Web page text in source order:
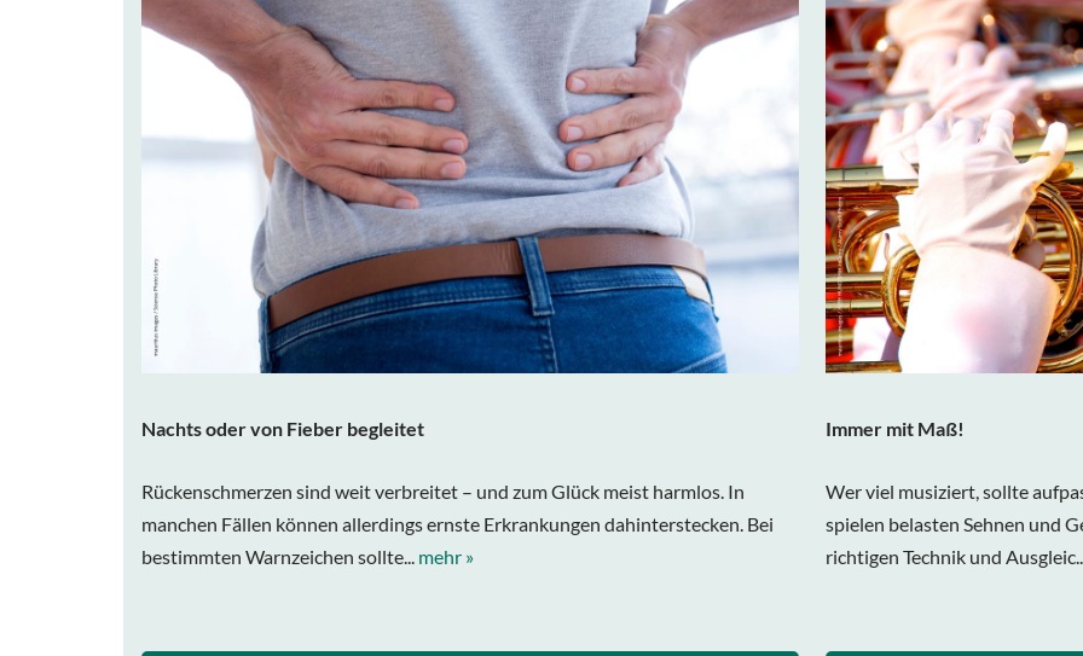
Nachts oder von Fieber begleitet
Rückenschmerzen sind weit verbreitet – und zum Glück meist harmlos. In
manchen Fällen können allerdings ernste Erkrankungen dahinterstecken. Bei
bestimmten Warnzeichen sollte... mehr »
Immer mit Maß!
Wer viel musiziert, sollte
spielen belasten Sehnen und
richtigen Technik und